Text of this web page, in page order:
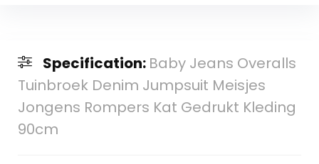
Specification: Baby Jeans Overalls
Tuinbroek Denim Jumpsuit Meisjes
Jongens Rompers Kat Gedrukt Kleding
90cm